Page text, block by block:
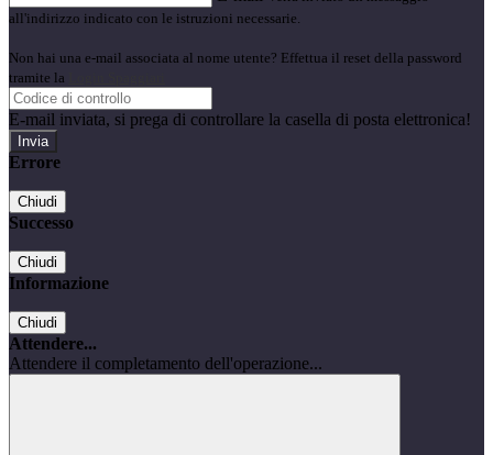
all'indirizzo indicato con le istruzioni necessarie.
Non hai una e-mail associata al nome utente? Effettua il reset della password
tramite la
E-mail inviata, si prega di controllare la casella di posta elettronica!
Errore
Chiudi
Successo
Chiudi
Informazione
Chiudi
Attendere...
Attendere il completamento dell'operazione...